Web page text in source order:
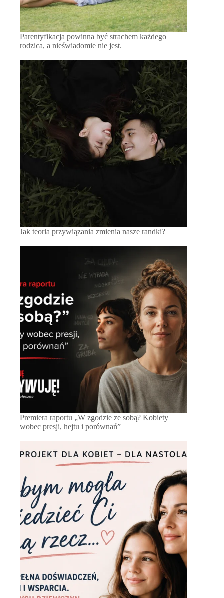
Parentyfikacja powinna być strachem każdego
rodzica, a nieświadomie nie jest.
Jak teoria przywiązania zmienia nasze randki?
Premiera raportu „W zgodzie ze sobą? Kobiety
wobec presji, hejtu i porównań”